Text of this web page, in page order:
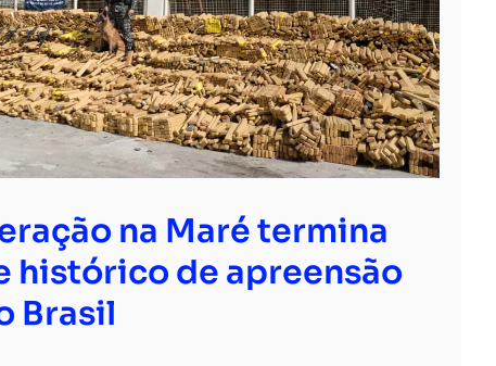
na Maré termina
histórico de apreensão
Brasil